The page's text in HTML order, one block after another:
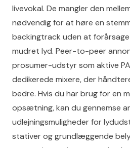
livevokal. De mangler den
nødvendig for at høre en
backingtrack uden at
mudret lyd. Peer-to-peer
prosumer-udstyr som aktive
dedikerede mixere, der
bedre. Hvis du har brug for en
opsætning, kan du gennemse
udlejningsmuligheder for
stativer og grundlæggende